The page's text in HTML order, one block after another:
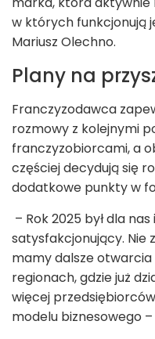
w których funkcjonują
Mariusz Olechno.
Plany na
Franczyzodawca
rozmowy z kolejnymi
franczyzobiorcami, a
częściej decydują się
dodatkowe punkty w
– Rok 2025 był dla
satysfakcjonujący.
mamy dalsze
regionach, gdzie już
więcej
modelu biznesowego